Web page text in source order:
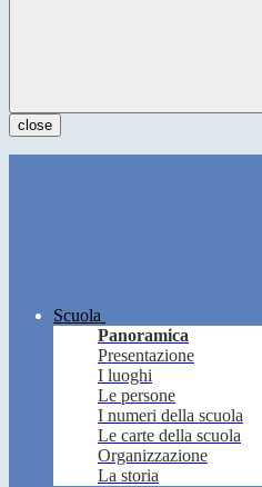
close
Scuola
Panoramica
Presentazione
I luoghi
Le persone
I numeri della scuola
Le carte della scuola
Organizzazione
La storia